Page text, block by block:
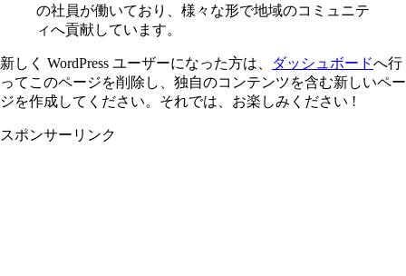
の社員が働いており、様々な形で地域のコミュニテ
ィへ貢献しています。
新しく WordPress ユーザーになった方は、 ダッシュボードへ行
ってこのページを削除し、独自のコンテンツを含む新しいペー
ジを作成してください。それでは、お楽しみください !
スポンサーリンク